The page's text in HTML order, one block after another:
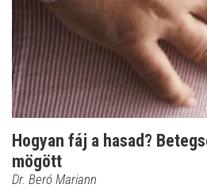
Hogyan fáj a hasad?
mögött
Dr. Beró Mariann